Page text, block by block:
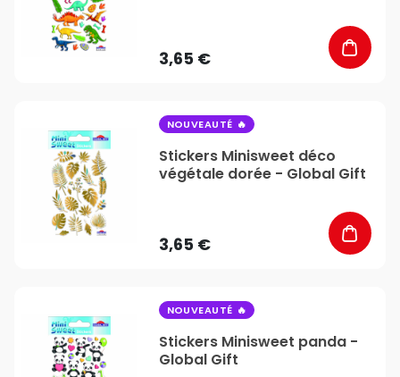
3,65 €
NOUVEAUTÉ
Stickers Minisweet déco
végétale dorée - Global Gift
3,65 €
NOUVEAUTÉ
Stickers Minisweet panda -
Global Gift